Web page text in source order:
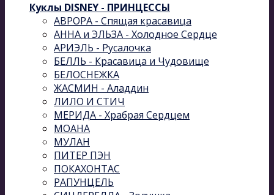
Куклы DISNEY - ПРИНЦЕССЫ
АВРОРА - Спящая красавица
АННА и ЭЛЬЗА - Холодное Сердце
АРИЭЛЬ - Русалочка
БЕЛЛЬ - Красавица и Чудовище
БЕЛОСНЕЖКА
ЖАСМИН - Аладдин
ЛИЛО И СТИЧ
МЕРИДА - Храбрая Сердцем
МОАНА
МУЛАН
ПИТЕР ПЭН
ПОКАХОНТАС
РАПУНЦЕЛЬ